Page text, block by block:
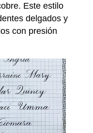
Este estilo
delgados y
con presión